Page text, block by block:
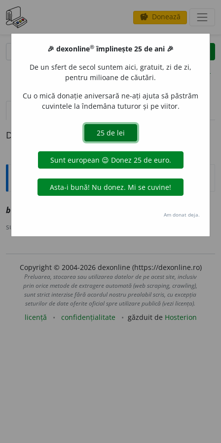
savings Donează
clear
opțiuni
definiții (1) pronunțievolume_up (1)
Definiția cu ID-ul 1032296:
Explicative DEX
bibl
sursa:
Copyright © 2004-2026 dexonline (https://dexonline.ro)
Preluarea, stocarea sau utilizarea datelor de pe acest site, inclusiv
prin orice metode de extragere automată (web scraping, crawling),
sunt strict interzise fără acordul nostru prealabil scris, cu excepția
seturilor de date oferite oficial spre utilizare publică (vezi licența).
licență confidențialitate găzduit de Hosterion
🎉 dexonline® împlinește 25 de ani 🎉
De un sfert de secol suntem aici, gratuit, zi de zi,
pentru milioane de căutări.
Cu o mică donație aniversară ne-ați ajuta să păstrăm
cuvintele la îndemâna tuturor și pe viitor.
Am donat deja.